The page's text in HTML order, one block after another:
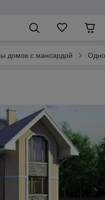
домов с мансардой